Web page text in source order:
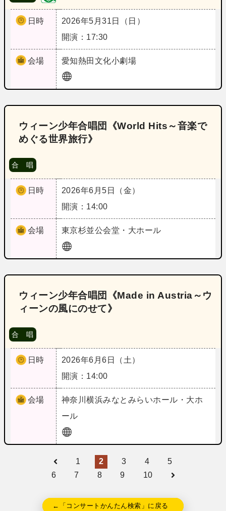
日時
2026年5月31日（日）
開演：17:30
会場 愛知熱田文化小劇場
ウィーン少年合唱団《World Hits～音楽で
めぐる世界旅行》
合 唱
日時
2026年6月5日（金）
開演：14:00
会場 東京杉並公会堂・大ホール
ウィーン少年合唱団《Made in Austria～ウ
ィーンの風にのせて》
合 唱
日時
2026年6月6日（土）
開演：14:00
会場 神奈川横浜みなとみらいホール・大ホ
ール
1 2 3 4
5
6
7 8 9 10
←「コンサートかんたん検索」に戻る